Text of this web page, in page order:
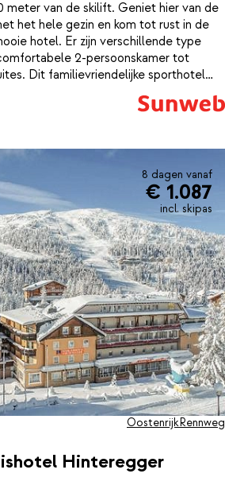
meter van de skilift. Geniet hier van de
het hele gezin en kom tot rust in de
hotel. Er zijn verschillende type
2-persoonskamer tot
Dit familievriendelijke sporthotel
Voor kinderen is
overdekte klimmuur, een grote
spa met binnen en buitzwembad en
Ook zijn er verschillende
en massages te boeken.
8 dagen vanaf
€ 1.087
incl. skipas
Hinteregger
OostenrijkRennweg